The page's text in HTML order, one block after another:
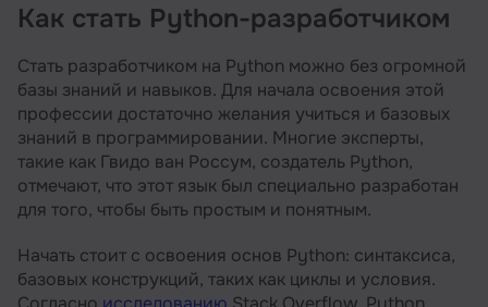
Как стать Python-разработчиком
Стать разработчиком на Python можно без огромной
базы знаний и навыков. Для начала освоения этой
профессии достаточно желания учиться и базовых
знаний в программировании. Многие эксперты,
такие как Гвидо ван Россум, создатель Python,
отмечают, что этот язык был специально разработан
для того, чтобы быть простым и понятным.
Начать стоит с освоения основ Python: синтаксиса,
базовых конструкций, таких как циклы и условия.